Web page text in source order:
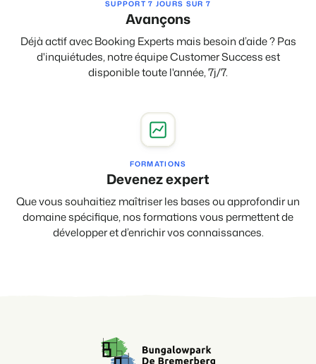
Présentation de Booking Experts
Pour les Parcs de Vacances
Découvrez les avantages de Booking Experts pour un parc
Pour les Groupes
Découvrez les avantages de Booking Experts pour un
SUPPORT 7 JOURS SUR 7
Avançons
Déjà actif avec Booking Experts mais besoin d’aide ? Pas
d'inquiétudes, notre équipe Customer Success est
disponible toute l'année, 7j/7.
FORMATIONS
Devenez expert
Que vous souhaitiez maîtriser les bases ou approfondir un
domaine spécifique, nos formations vous permettent de
développer et d’enrichir vos connaissances.